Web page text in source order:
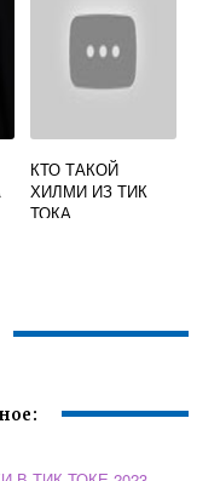
КТО ТАКОЙ
ХИЛМИ ИЗ ТИК
ТОКА